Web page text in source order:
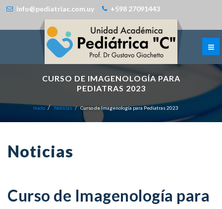
info@pediatriac.com.uy +598 27091443
CURSO DE IMAGENOLOGÍA PARA
PEDIATRAS 2023
Inicio Noticias Curso de Imagenología para Pediatras 2023
Noticias
Curso de Imagenología para